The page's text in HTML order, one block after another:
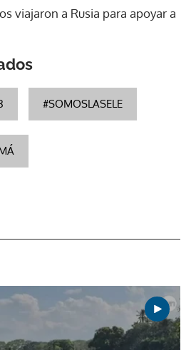
viajaron a Rusia para apoyar a
#SOMOSLASELE